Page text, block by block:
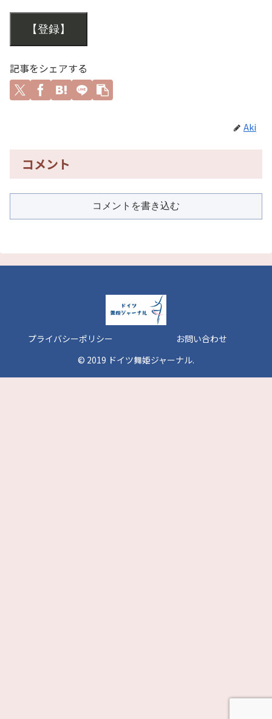
【登録】
記事をシェアする
Aki
コメント
コメントを書き込む
プライバシーポリシー
お問い合わせ
© 2019 ドイツ舞姫ジャーナル.